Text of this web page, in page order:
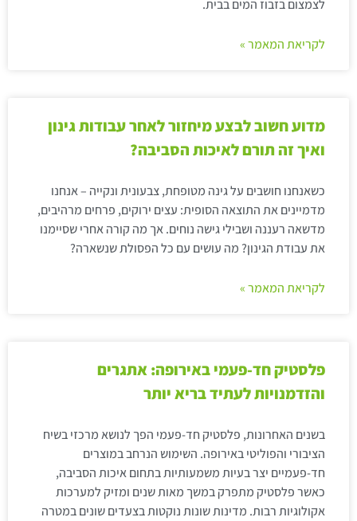
לצמצום בזבוז המים בבית.
לקריאת המאמר »
מדוע חשוב לבצע מיחזור לאחר עבודות גינון
ואיך זה תורם לאיכות הסביבה?
כשאנחנו חושבים על גינה מטופחת, צבעונית ונקייה – אנחנו
מדמיינים את התוצאה הסופית: עצים ירוקים, פרחים מרהיבים,
מדשאה רעננה ושבילי גישה נוחים. אך מה קורה אחרי שסיימנו
את עבודת הגינון? מה עושים עם כל הפסולת שנשארה?
לקריאת המאמר »
פלסטיק חד-פעמי באירופה: אתגרים
והזדמנויות לעתיד בריא יותר
בשנים האחרונות, פלסטיק חד-פעמי הפך לנושא מרכזי בשיח
הציבורי והפוליטי באירופה. השימוש הנרחב במוצרים
חד-פעמיים יצר בעיות משמעותיות בתחום איכות הסביבה,
כאשר פלסטיק מתפרק במשך מאות שנים ומזיק למערכות
אקולוגיות רבות. מדינות שונות נוקטות בצעדים שונים במטרה